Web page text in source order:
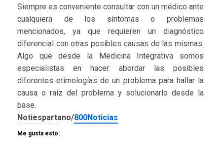
Siempre es conveniente consultar con un médico ante
cualquiera de los síntomas o problemas
mencionados, ya que requieren un diagnóstico
diferencial con otras posibles causas de las mismas.
Algo que desde la Medicina Integrativa somos
especialistas en hacer: abordar las posibles
diferentes etimologías de un problema para hallar la
causa o raíz del problema y solucionarlo desde la
base.
Notiespartano/800Noticias
Me gusta esto: